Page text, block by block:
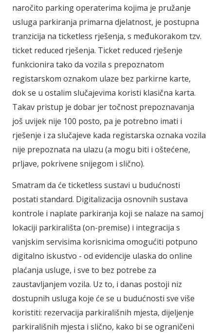
naročito parking operaterima kojima je pružanje
usluga parkiranja primarna djelatnost, je postupna
tranzicija na ticketless rješenja, s međukorakom tzv.
ticket reduced rješenja. Ticket reduced rješenje
funkcionira tako da vozila s prepoznatom
registarskom oznakom ulaze bez parkirne karte,
dok se u ostalim slučajevima koristi klasična karta.
Takav pristup je dobar jer točnost prepoznavanja
još uvijek nije 100 posto, pa je potrebno imati i
rješenje i za slučajeve kada registarska oznaka vozila
nije prepoznata na ulazu (a mogu biti i oštećene,
prljave, pokrivene snijegom i slično).
Smatram da će ticketless ­sustavi u budućnosti
postati standard. Digi­talizacija osnovnih sustava
kontrole i naplate parkiranja koji se nalaze na samoj
lokaciji parkirališta (on-premise) i integracija s
vanjskim servisima korisnicima omogućiti potpuno
digitalno iskustvo - od evidencije ulaska do online
plaćanja usluge, i sve to bez potrebe za
zaustavljanjem vozila. Uz to, i danas postoji niz
dostupnih usluga koje će se u budućnosti sve više
koristiti: rezervacija parkirališnih mjesta, dijeljenje
parkirališnih mjesta i slično, kako bi se ograničeni